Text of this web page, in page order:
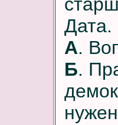
Дата.
А.
Б.